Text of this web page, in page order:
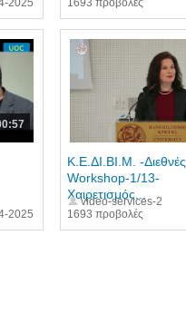
2025
1693 προβολές
2025
1693 προβολές
Κ.Ε.ΔΙ.ΒΙ.Μ. -Διεθνές
Workshop-1/13-
Χαιρετισμός...
video-services-2